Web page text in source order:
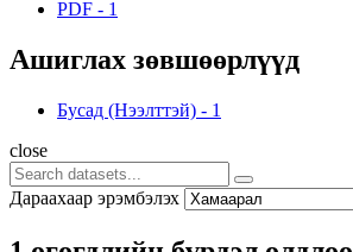
PDF - 1
Ашиглах зөвшөөрлүүд
Бусад (Нээлттэй) - 1
close
Дараахаар эрэмбэлэх